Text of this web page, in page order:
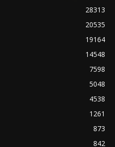
28313
20535
19164
14548
7598
5048
4538
1261
873
842